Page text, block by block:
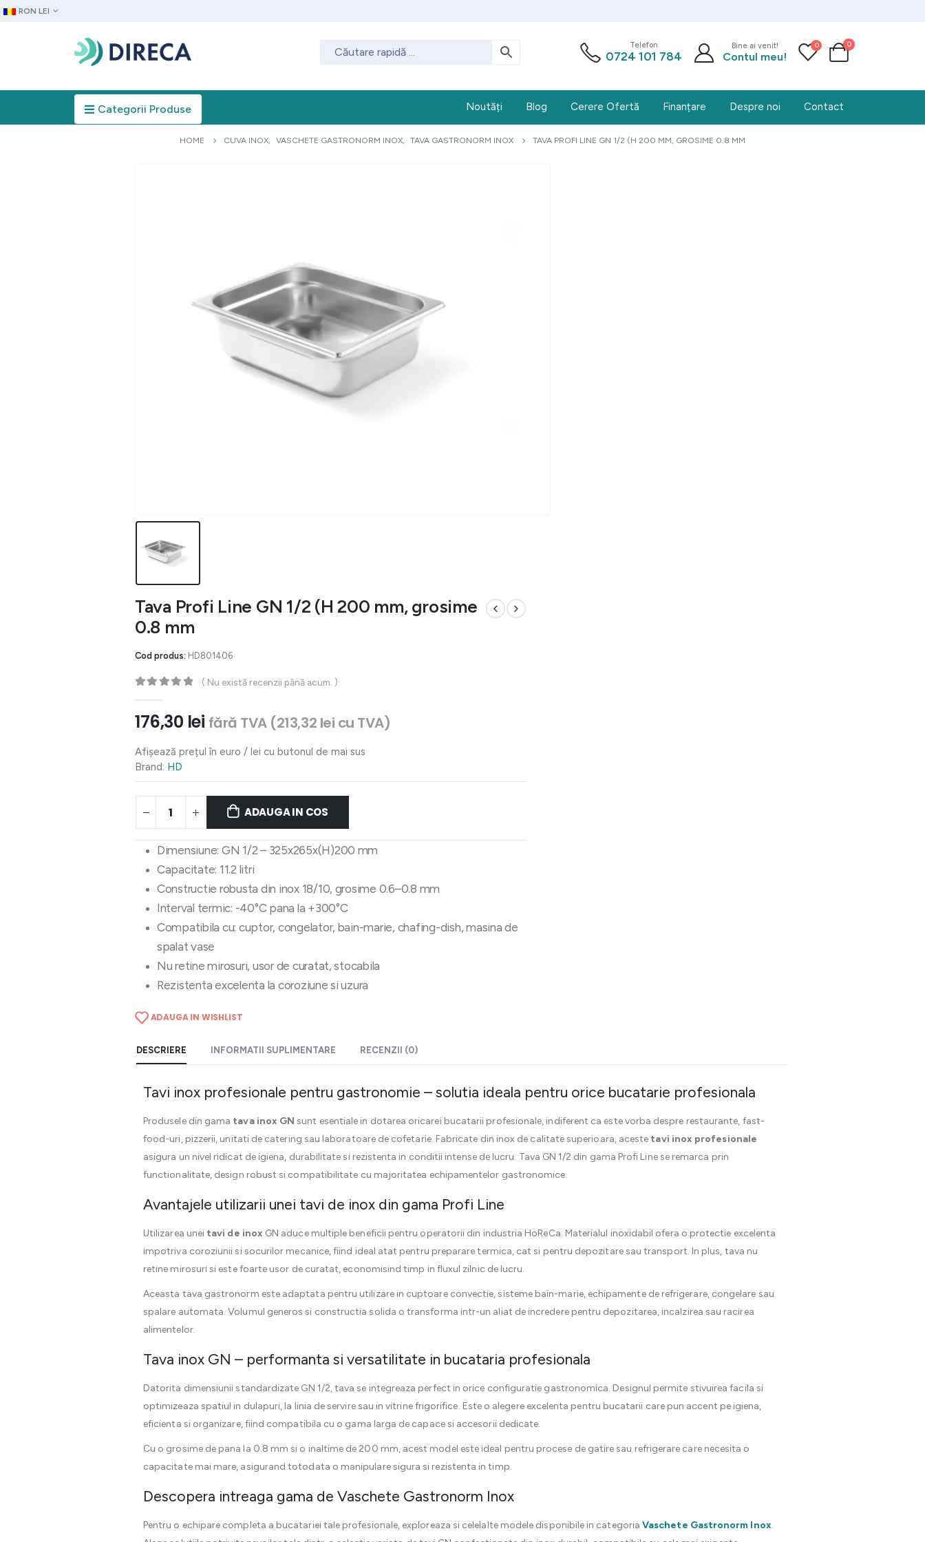
RON LEI
Telefon
0724 101 784
Bine ai venit!
Contul meu!
0 0
Categorii Produse Noutăți Blog Cerere Ofertă Finanțare Despre noi Contact
HOME CUVA INOX, VASCHETE GASTRONORM INOX, TAVA GASTRONORM INOX TAVA PROFI LINE GN 1/2 (H 200 MM, GROSIME 0.8 MM
Tava Profi Line GN 1/2 (H 200 mm, grosime
0.8 mm
Cod produs: HD801406
( Nu există recenzii până acum. )
176,30 lei fără TVA (213,32 lei cu TVA)
Afișează prețul în euro / lei cu butonul de mai sus
Brand: HD
ADAUGA IN COS
Dimensiune: GN 1/2 – 325x265x(H)200 mm
Capacitate: 11.2 litri
Constructie robusta din inox 18/10, grosime 0.6–0.8 mm
Interval termic: -40°C pana la +300°C
Compatibila cu: cuptor, congelator, bain-marie, chafing-dish, masina de
spalat vase
Nu retine mirosuri, usor de curatat, stocabila
Rezistenta excelenta la coroziune si uzura
ADAUGA IN WISHLIST
DESCRIERE INFORMATII SUPLIMENTARE RECENZII (0)
Tavi inox profesionale pentru gastronomie – solutia ideala pentru orice bucatarie profesionala
Produsele din gama tava inox GN sunt esentiale in dotarea oricarei bucatarii profesionale, indiferent ca este vorba despre restaurante, fast-
food-uri, pizzerii, unitati de catering sau laboratoare de cofetarie. Fabricate din inox de calitate superioara, aceste tavi inox profesionale
asigura un nivel ridicat de igiena, durabilitate si rezistenta in conditii intense de lucru. Tava GN 1/2 din gama Profi Line se remarca prin
functionalitate, design robust si compatibilitate cu majoritatea echipamentelor gastronomice.
Avantajele utilizarii unei tavi de inox din gama Profi Line
Utilizarea unei tavi de inox GN aduce multiple beneficii pentru operatorii din industria HoReCa. Materialul inoxidabil ofera o protectie excelenta
impotriva coroziunii si socurilor mecanice, fiind ideal atat pentru preparare termica, cat si pentru depozitare sau transport. In plus, tava nu
retine mirosuri si este foarte usor de curatat, economisind timp in fluxul zilnic de lucru.
Aceasta tava gastronorm este adaptata pentru utilizare in cuptoare convectie, sisteme bain-marie, echipamente de refrigerare, congelare sau
spalare automata. Volumul generos si constructia solida o transforma intr-un aliat de incredere pentru depozitarea, incalzirea sau racirea
alimentelor.
Tava inox GN – performanta si versatilitate in bucataria profesionala
Datorita dimensiunii standardizate GN 1/2, tava se integreaza perfect in orice configuratie gastronomica. Designul permite stivuirea facila si
optimizeaza spatiul in dulapuri, la linia de servire sau in vitrine frigorifice. Este o alegere excelenta pentru bucatarii care pun accent pe igiena,
eficienta si organizare, fiind compatibila cu o gama larga de capace si accesorii dedicate.
Cu o grosime de pana la 0.8 mm si o inaltime de 200 mm, acest model este ideal pentru procese de gatire sau refrigerare care necesita o
capacitate mai mare, asigurand totodata o manipulare sigura si rezistenta in timp.
Descopera intreaga gama de Vaschete Gastronorm Inox
Pentru o echipare completa a bucatariei tale profesionale, exploreaza si celelalte modele disponibile in categoriaVaschete Gastronorm Inox.